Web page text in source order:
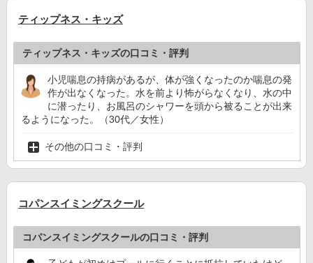
ティップネス・キッズ
ティップネス・キッズの口コミ・評判
小児喘息の持病があるが、体が強くなったのか喘息の発
作が出なくなった。水を前より怖がらなくなり、水の中
に潜ったり、お風呂のシャワーを頭から被ることが出来
るようになった。（30代／女性）
その他の口コミ・評判
コパンスイミングスクール
コパンスイミングスクールの口コミ・評判